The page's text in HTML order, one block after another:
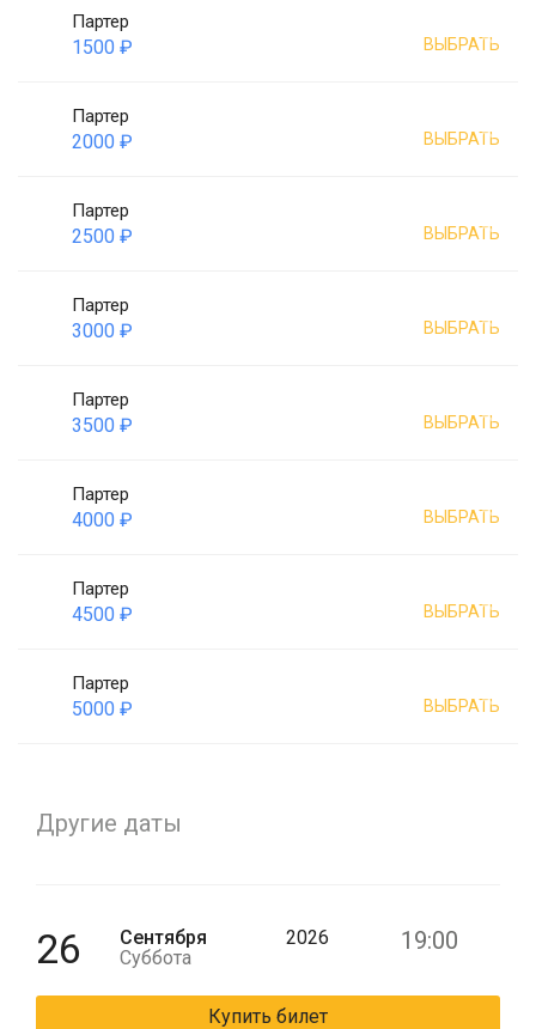
Партер
1500 ₽ ВЫБРАТЬ
Партер
2000 ₽ ВЫБРАТЬ
Партер
2500 ₽ ВЫБРАТЬ
Партер
3000 ₽ ВЫБРАТЬ
Партер
3500 ₽ ВЫБРАТЬ
Партер
4000 ₽ ВЫБРАТЬ
Партер
4500 ₽ ВЫБРАТЬ
Партер
5000 ₽ ВЫБРАТЬ
Другие даты
26
Сентября
Суббота
2026 19:00
Купить билет